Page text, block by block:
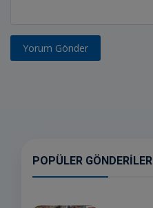
Yorum Gönder
POPÜLER GÖNDERILER